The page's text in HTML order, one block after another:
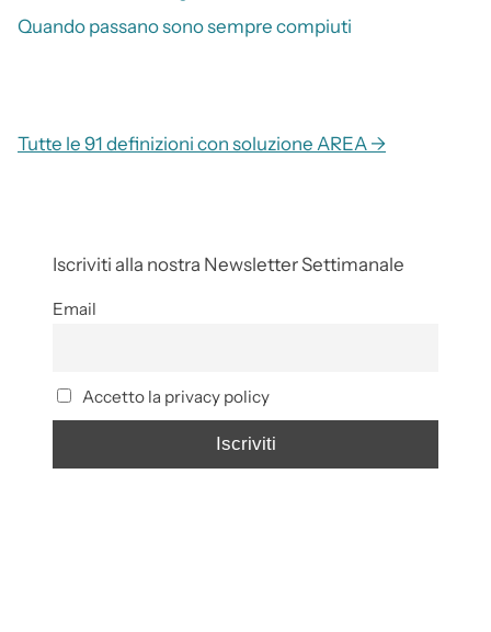
Quando passano sono sempre compiuti
Tutte le 91 definizioni con soluzione AREA →
Iscriviti alla nostra Newsletter Settimanale
Email
Accetto la privacy policy